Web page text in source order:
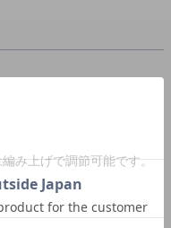
み上げで調節可能です。